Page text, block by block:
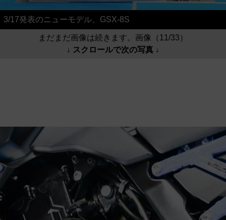
3/17発表のニューモデル、GSX-8S
まだまだ画像は続きます。画像（11/33）
↓ スクロールで次の写真 ↓